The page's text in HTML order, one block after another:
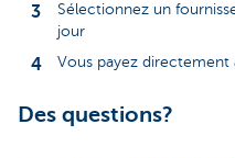
Sélectionnez un
jour
Vous payez directement
Des questions?